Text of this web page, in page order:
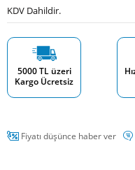
KDV Dahildir.
5000 TL üzeri
Kargo Ücretsiz
Fiyatı düşünce haber ver